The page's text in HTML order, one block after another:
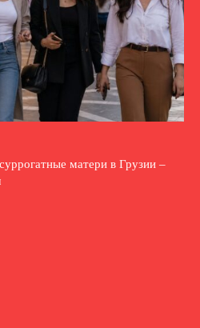
матери в Грузии –